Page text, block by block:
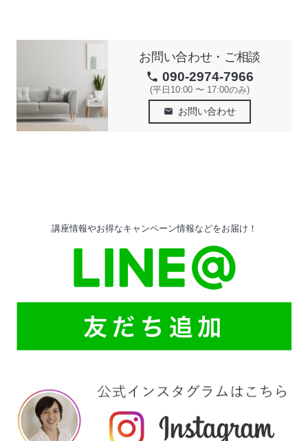
お問い合わせ・ご相談
phone 090-2974-7966
(平日10:00 〜 17:00のみ)
email お問い合わせ
講座情報やお得なキャンペーン情報などをお届け！